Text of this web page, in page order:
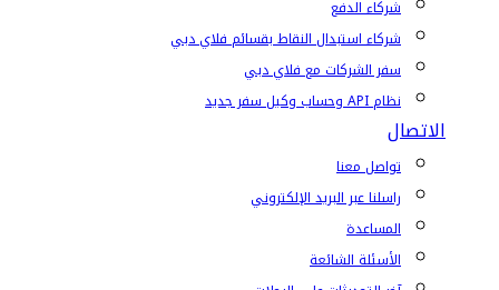
شركاء الدفع
شركاء استبدال النقاط بقسائم فلاي دبي
سفر الشركات مع فلاي دبي
نظام API وحساب وكيل سفر جديد
الاتصال
تواصل معنا
راسلنا عبر البريد الإلكتروني
المساعدة
الأسئلة الشائعة